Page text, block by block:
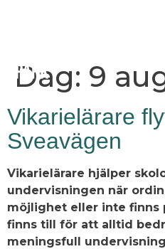
Dag: 9
Vikarielärare
Sveavägen
Vikarielärare hjälper
undervisningen när
möjlighet eller inte finns
finns till för att alltid
meningsfull